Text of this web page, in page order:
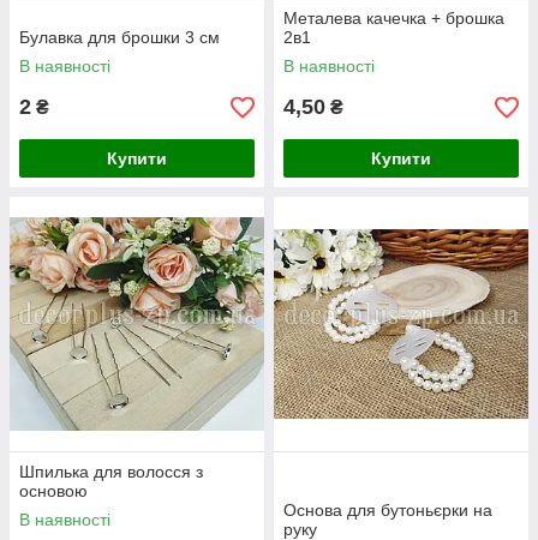
Булавка для брошки 3 см
В наявності
2 ₴
Купити
Металева качечка + брошка
2в1
В наявності
4,50 ₴
Купити
Шпилька для волосся з
основою
В наявності
Основа для бутоньєрки на
руку